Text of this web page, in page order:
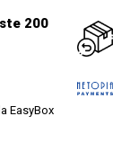
200
EasyBox